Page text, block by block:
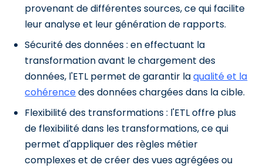
provenant de différentes sources, ce qui facilite
leur analyse et leur génération de rapports.
Sécurité des données : en effectuant la
transformation avant le chargement des
données, l'ETL permet de garantir laqualité et la
cohérencedes données chargées dans la cible.
Flexibilité des transformations : l'ETL offre plus
de flexibilité dans les transformations, ce qui
permet d'appliquer des règles métier
complexes et de créer des vues agrégées ou